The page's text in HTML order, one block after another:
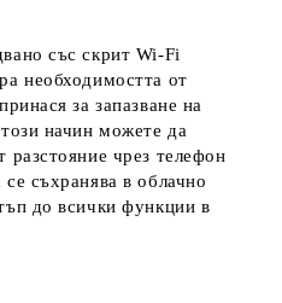
със скрит Wi-Fi
необходимостта от
за запазване на
начин можете да
разстояние чрез телефон
съхранява в облачно
до всички функции в